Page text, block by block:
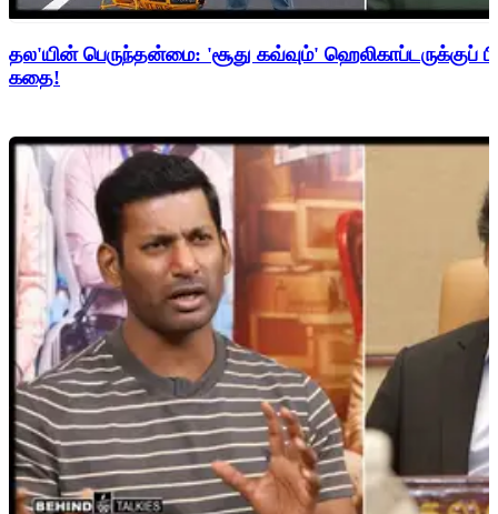
தல'யின் பெருந்தன்மை: 'சூது கவ்வும்' ஹெலிகாப்டருக்குப்
கதை!